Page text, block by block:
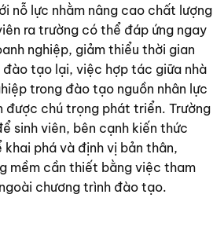
nỗ lực nhằm nâng cao chất lượng
ra trường có thể đáp ứng ngay
nghiệp, giảm thiểu thời gian
tạo lại, việc hợp tác giữa nhà
trong đào tạo nguồn nhân lực
được chú trọng phát triển. Trường
sinh viên, bên cạnh kiến thức
khai phá và định vị bản thân,
mềm cần thiết bằng việc tham
chương trình đào tạo.